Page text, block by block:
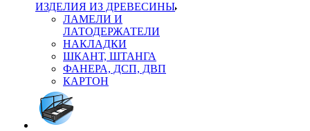
ИЗДЕЛИЯ ИЗ ДРЕВЕСИНЫ
ЛАМЕЛИ И
ЛАТОДЕРЖАТЕЛИ
НАКЛАДКИ
ШКАНТ, ШТАНГА
ФАНЕРА, ДСП, ДВП
КАРТОН